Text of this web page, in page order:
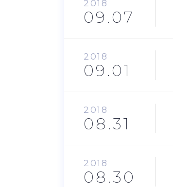
2018
09.07
2018
09.01
2018
08.31
2018
08.30